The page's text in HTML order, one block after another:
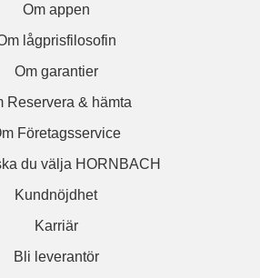
Om appen
lågprisfilosofin
Om garantier
Reservera & hämta
Företagsservice
du välja HORNBACH
Kundnöjdhet
Karriär
Bli leverantör